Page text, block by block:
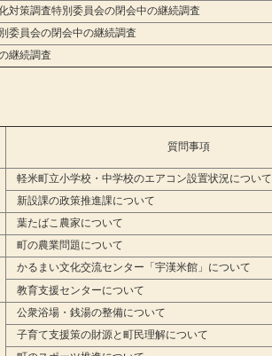
対策調査特別委員会の閉会中の継続調査
委員会の閉会中の継続調査
継続調査
質問事項
軽米町立小学校・中学校のエアコン設置状況について
新設課の政策推進課について
葉たばこ農家について
町の農業問題について
かるまい文化交流センター「宇漢米館」について
教育支援センターについて
公衆浴場・銭湯の整備について
子育て支援策の財源と町民理解について